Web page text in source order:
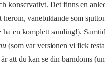
konservativt. Det finns en
heroin, vanebildande som
en komplett samling!).
(som var versionen vi fick
att du kan se din barndoms